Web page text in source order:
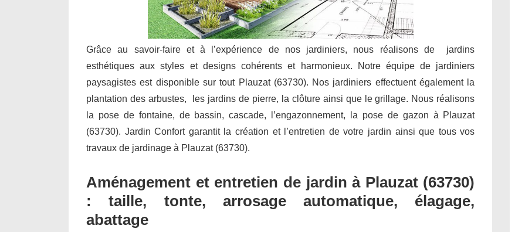
Grâce au savoir-faire et à l’expérience de nos jardiniers, nous réalisons de jardins
esthétiques aux styles et designs cohérents et harmonieux. Notre équipe de jardiniers
paysagistes est disponible sur tout Plauzat (63730). Nos jardiniers effectuent également la
plantation des arbustes, les jardins de pierre, la clôture ainsi que le grillage. Nous réalisons
la pose de fontaine, de bassin, cascade, l’engazonnement, la pose de gazon à Plauzat
(63730). Jardin Confort garantit la création et l’entretien de votre jardin ainsi que tous vos
travaux de jardinage à Plauzat (63730).
Aménagement et entretien de jardin à Plauzat (63730)
: taille, tonte, arrosage automatique, élagage,
abattage